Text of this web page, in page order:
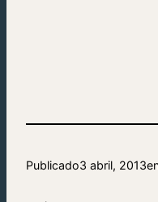
Publicado3 abril, 2013